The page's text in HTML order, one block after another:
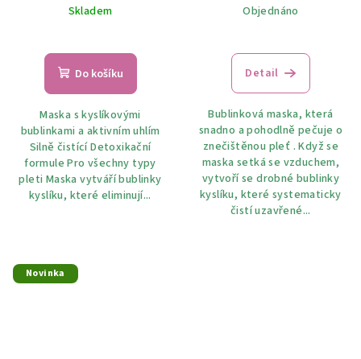
Skladem
Do košíku
Maska s kyslíkovými
bublinkami a aktivním uhlím
Silně čistící Detoxikační
formule Pro všechny typy
pleti Maska vytváří bublinky
kyslíku, které eliminují...
Objednáno
Detail
Bublinková maska, která
snadno a pohodlně pečuje o
znečištěnou pleť . Když se
maska ​​setká se vzduchem,
vytvoří se drobné bublinky
kyslíku, které systematicky
čistí uzavřené...
Novinka